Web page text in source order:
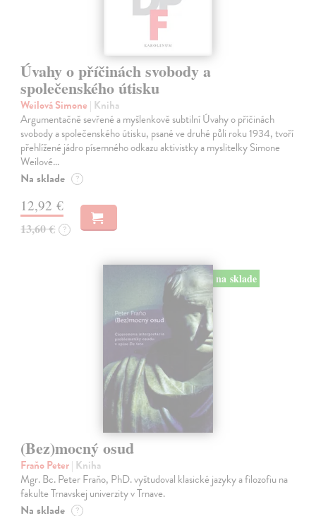
Úvahy o příčinách svobody a
společenského útisku
Weilová Simone | Kniha
Argumentačně sevřené a myšlenkově subtilní Úvahy o příčinách
svobody a společenského útisku, psané ve druhé půli roku 1934, tvoří
přehlížené jádro písemného odkazu aktivistky a myslitelky Simone
Weilové…
Na sklade ?
12,92 €
13,60 € ?
na sklade
(Bez)mocný osud
Fraňo Peter| Kniha
Mgr. Bc. Peter Fraňo, PhD. vyštudoval klasické jazyky a filozofiu na
fakulte Trnavskej univerzity v Trnave.
Na sklade ?